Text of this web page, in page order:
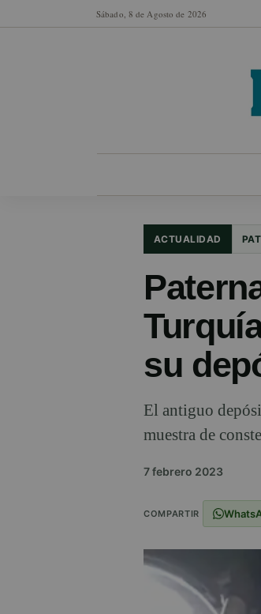
Sábado, 8 de Agosto de 2026
ACTUALIDAD
su
El antiguo
muestra de
7 febrero 2023
COMPARTIR